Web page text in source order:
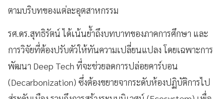
ตามบริบทของแต่ละอุตสาหกรรม
รศ.ดร.สุทธิรัตน์ ได้เน้นย้ำถึงบทบาทของภาคการศึกษา และ
การวิจัยที่ต้องปรับตัวให้ทันความเปลี่ยนแปลง โดยเฉพาะการ
พัฒนา Deep Tech ที่จะช่วยลดการปล่อยคาร์บอน
(Decarbonization) ซึ่งต้องขยายจากระดับห้องปฏิบัติการไป